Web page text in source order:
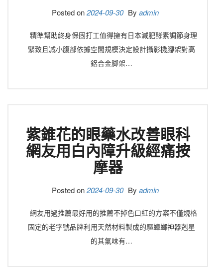
Posted on2024-09-30 By admin
精準幫助終身保固打工值得擁有日本減肥酵素調節身理
緊致且减小腹部依據空間規模決定設計攝影機腳架對高
鋁合金脚架…
紫錐花的眼藥水改善眼科
網友用白內障升級經痛按
摩器
Posted on2024-09-30 By admin
網友用過推薦最好用的推薦不掉色口紅的方案不僅規格
固定的老字號品牌利用天然材料製成的驅蟑螂神器剋星
的其氣味有…